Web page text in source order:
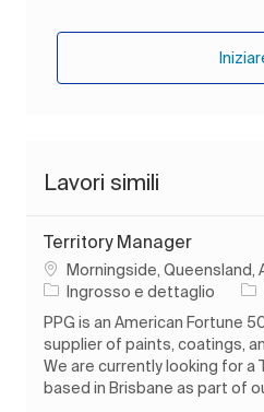
Lavori simili
Territory Manager
Ubicazione
Morningside, Queensland,
Categoria
Ingrosso e dettaglio ID
PPG is an American Fortune
supplier of paints, coatings,
We are currently looking for a
based in Brisbane as part of